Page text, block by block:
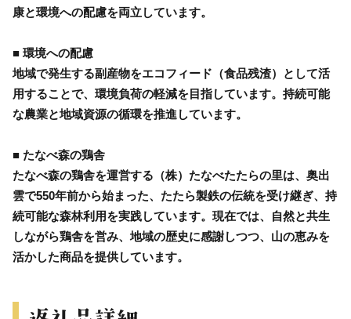
康と環境への配慮を両立しています。
■ 環境への配慮
地域で発生する副産物をエコフィード（食品残渣）として活
用することで、環境負荷の軽減を目指しています。持続可能
な農業と地域資源の循環を推進しています。
■ たなべ森の鶏舎
たなべ森の鶏舎を運営する（株）たなべたたらの里は、奥出
雲で550年前から始まった、たたら製鉄の伝統を受け継ぎ、持
続可能な森林利用を実践しています。現在では、自然と共生
しながら鶏舎を営み、地域の歴史に感謝しつつ、山の恵みを
活かした商品を提供しています。